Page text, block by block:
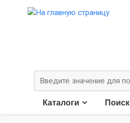
Каталоги Поиск